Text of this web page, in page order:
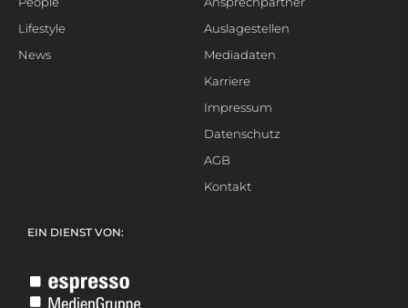
Lifestyle
News
Auslagestellen
Mediadaten
Karriere
Impressum
Datenschutz
AGB
Kontakt
EIN DIENST VON: